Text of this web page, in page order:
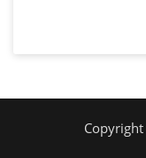
Copyright